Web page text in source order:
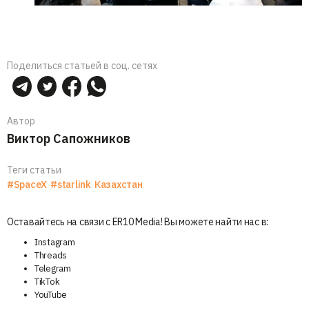
Поделиться статьей в соц. сетях
Автор
Виктор Сапожников
Теги статьи
#SpaceX #starlink Казахстан
Оставайтесь на связи с ER10 Media! Вы можете найти нас в:
Instagram
Threads
Telegram
TikTok
YouTube